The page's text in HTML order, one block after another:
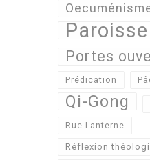
Paroisse
Portes
Prédication
Qi-Gong
Rue Lanterne
Réflexion